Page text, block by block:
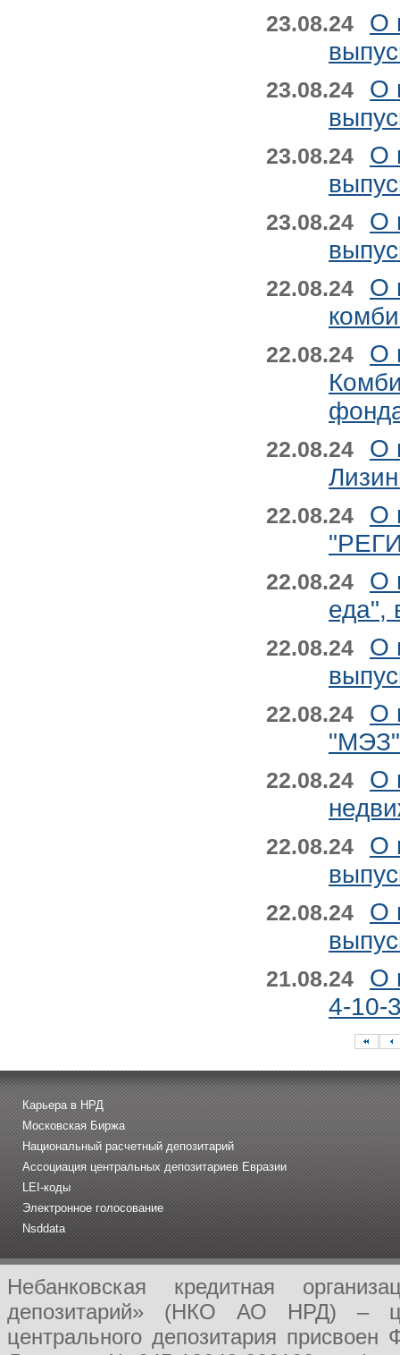
23.08.24
О
23.08.24
О
23.08.24
О
23.08.24
О
22.08.24
О
22.08.24
О
22.08.24
О
22.08.24
О
22.08.24
О
еда",
22.08.24
О
22.08.24
О
22.08.24
О
22.08.24
О
22.08.24
О
21.08.24
О
4-10-
Карьера в НРД
Московская Биржа
Национальный расчетный депозитарий
Ассоциация центральных депозитариев Евразии
LEI-коды
Электронное голосование
Nsddata
Небанковская кредитная
депозитарий» (НКО АО НРД) –
центрального депозитария